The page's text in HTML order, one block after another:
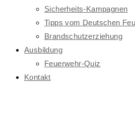
Sicherheits-Kampagnen
Tipps vom Deutschen
Brandschutzerziehung
Ausbildung
Feuerwehr-Quiz
Kontakt